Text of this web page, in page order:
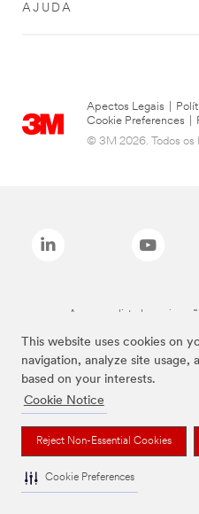
This website uses cookies on
navigation, analyze site usage,
based on your interests.
Cookie Notice
Reject Non-Essential Cookies
Cookie Preferences
AJUDA
Apectos Legais
Cookie Preferences
© 3M 2026. Todos os
As marcas listadas a cima